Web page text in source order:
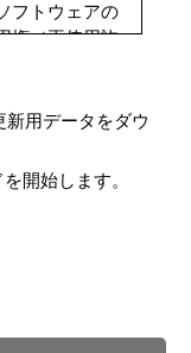
フトウェアの
権（再使用許
利用に必要な
のコンピュ
用することが
ての機能をご
ングル」とい
新用データをダウ
開始します。